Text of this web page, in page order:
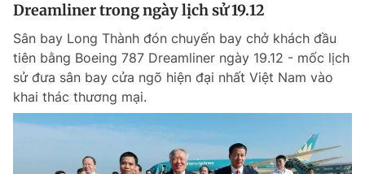
Dreamliner trong ngày lịch sử 19.12
Sân bay Long Thành đón chuyến bay chở khách đầu
tiên bằng Boeing 787 Dreamliner ngày 19.12 - mốc lịch
sử đưa sân bay cửa ngõ hiện đại nhất Việt Nam vào
khai thác thương mại.